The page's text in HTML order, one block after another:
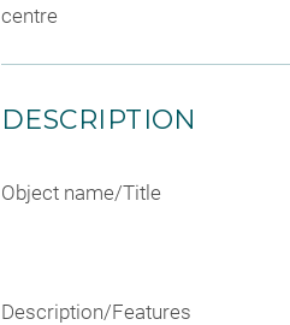
centre
DESCRIPTION
Object name/Title
Description/Features